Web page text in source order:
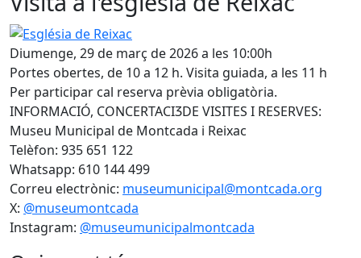
Església de Reixac
Diumenge, 29 de març de 2026 a les 10:00h
Portes obertes, de 10 a 12 h. Visita guiada, a les 11 h
Per participar cal reserva prèvia obligatòria.
INFORMACIÓ, CONCERTACIӠDE VISITES I RESERVES:
Museu Municipal de Montcada i Reixac
Telèfon: 935 651 122
Whatsapp: 610 144 499
Correu electrònic: museumunicipal@montcada.org
X: @museumontcada
Instagram: @museumunicipalmontcada